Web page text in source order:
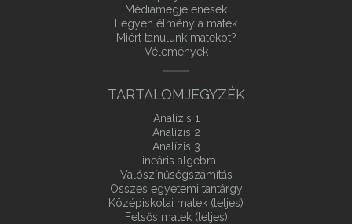
Médiamegjelenések
Legyen élmény a matek
Miért tanulunk matekot?
Vélemények
TARTALOMJEGYZÉK
Analízis 1
Analízis 2
Analízis 3
Lineáris algebra
Valószínűségszámítás
Összes egyetemi tantárgy
Középiskolai matek (teljes)
Felsős matek (teljes)